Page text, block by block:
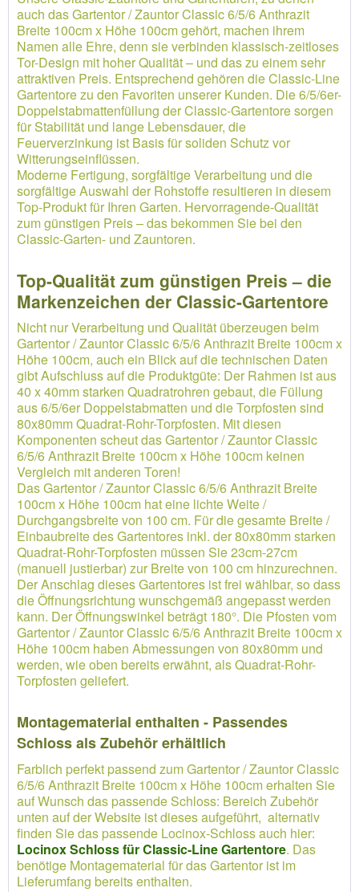
auch das Gartentor / Zauntor Classic 6/5/6 Anthrazit
Breite 100cm x Höhe 100cm gehört, machen ihrem
Namen alle Ehre, denn sie verbinden klassisch-zeitloses
Tor-Design mit hoher Qualität – und das zu einem sehr
attraktiven Preis. Entsprechend gehören die Classic-Line
Gartentore zu den Favoriten unserer Kunden. Die 6/5/6er-
Doppelstabmattenfüllung der Classic-Gartentore sorgen
für Stabilität und lange Lebensdauer, die
Feuerverzinkung ist Basis für soliden Schutz vor
Witterungseinflüssen.
Moderne Fertigung, sorgfältige Verarbeitung und die
sorgfältige Auswahl der Rohstoffe resultieren in diesem
Top-Produkt für Ihren Garten. Hervorragende-Qualität
zum günstigen Preis – das bekommen Sie bei den
Classic-Garten- und Zauntoren.
Top-Qualität zum günstigen Preis – die
Markenzeichen der Classic-Gartentore
Nicht nur Verarbeitung und Qualität überzeugen beim
Gartentor / Zauntor Classic 6/5/6 Anthrazit Breite 100cm x
Höhe 100cm, auch ein Blick auf die technischen Daten
gibt Aufschluss auf die Produktgüte: Der Rahmen ist aus
40 x 40mm starken Quadratrohren gebaut, die Füllung
aus 6/5/6er Doppelstabmatten und die Torpfosten sind
80x80mm Quadrat-Rohr-Torpfosten. Mit diesen
Komponenten scheut das Gartentor / Zauntor Classic
6/5/6 Anthrazit Breite 100cm x Höhe 100cm keinen
Vergleich mit anderen Toren!
Das Gartentor / Zauntor Classic 6/5/6 Anthrazit Breite
100cm x Höhe 100cm hat eine lichte Weite /
Durchgangsbreite von 100 cm. Für die gesamte Breite /
Einbaubreite des Gartentores inkl. der 80x80mm starken
Quadrat-Rohr-Torpfosten müssen Sie 23cm-27cm
(manuell justierbar) zur Breite von 100 cm hinzurechnen.
Der Anschlag dieses Gartentores ist frei wählbar, so dass
die Öffnungsrichtung wunschgemäß angepasst werden
kann. Der Öffnungswinkel beträgt 180°. Die Pfosten vom
Gartentor / Zauntor Classic 6/5/6 Anthrazit Breite 100cm x
Höhe 100cm haben Abmessungen von 80x80mm und
werden, wie oben bereits erwähnt, als Quadrat-Rohr-
Torpfosten geliefert.
Montagematerial enthalten - Passendes
Schloss als Zubehör erhältlich
Farblich perfekt passend zum Gartentor / Zauntor Classic
6/5/6 Anthrazit Breite 100cm x Höhe 100cm erhalten Sie
auf Wunsch das passende Schloss: Bereich Zubehör
unten auf der Website ist dieses aufgeführt, alternativ
finden Sie das passende Locinox-Schloss auch hier:
Locinox Schloss für Classic-Line Gartentore. Das
benötige Montagematerial für das Gartentor ist im
Lieferumfang bereits enthalten.